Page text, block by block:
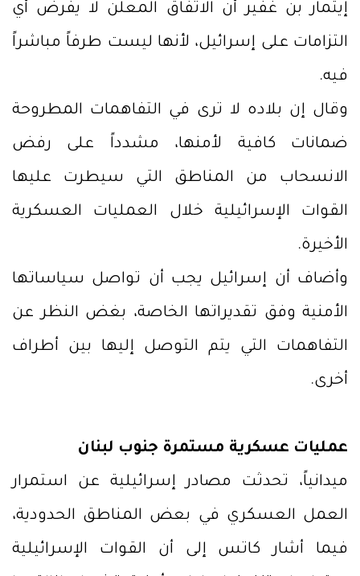
إيتمار بن غفير أن الاتفاق المعلن لا يفرض أي
التزامات على إسرائيل، لأنها ليست طرفاً مباشراً
فيه.
وقال إن بلاده لا ترى في التفاهمات المطروحة
ضمانات كافية لأمنها، مشدداً على رفض
الانسحاب من المناطق التي سيطرت عليها
القوات الإسرائيلية خلال العمليات العسكرية
الأخيرة.
وأضاف أن إسرائيل يجب أن تواصل سياساتها
الأمنية وفق تقديراتها الخاصة، بغض النظر عن
التفاهمات التي يتم التوصل إليها بين أطراف
أخرى.
عمليات عسكرية مستمرة جنوب لبنان
ميدانياً، تحدثت مصادر إسرائيلية عن استمرار
العمل العسكري في بعض المناطق الحدودية،
فيما أشار كاتس إلى أن القوات الإسرائيلية